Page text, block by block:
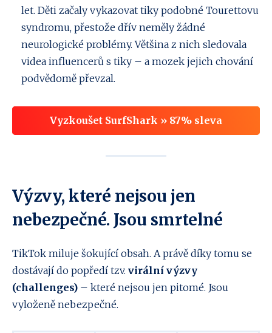
let. Děti začaly vykazovat tiky podobné Tourettovu
syndromu, přestože dřív neměly žádné
neurologické problémy. Většina z nich sledovala
videa influencerů s tiky – a mozek jejich chování
podvědomě převzal.
Vyzkoušet SurfShark » 87% sleva
Výzvy, které nejsou jen
nebezpečné. Jsou smrtelné
TikTok miluje šokující obsah. A právě díky tomu se
dostávají do popředí tzv. virální výzvy
(challenges) – které nejsou jen pitomé. Jsou
vyloženě nebezpečné.